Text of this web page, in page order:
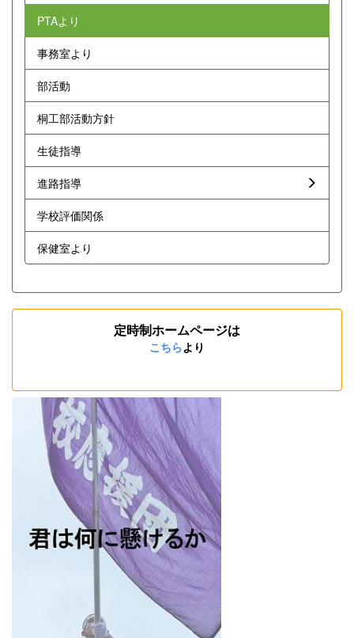
PTAより
事務室より
部活動
桐工部活動方針
生徒指導
進路指導
学校評価関係
保健室より
定時制ホームページは
こちらより